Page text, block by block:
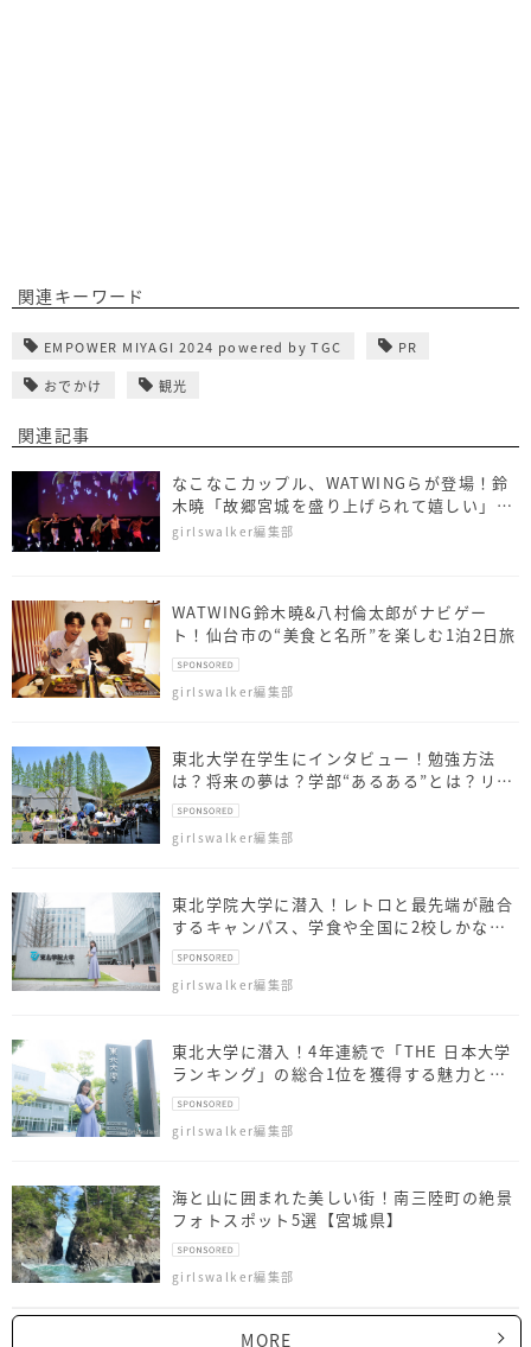
関連キーワード
EMPOWER MIYAGI 2024 powered by TGC PR
おでかけ 観光
関連記事
なこなこカップル、WATWINGらが登場！鈴
木曉「故郷宮城を盛り上げられて嬉しい」の
べ約1,300 名が来場
girlswalker編集部
WATWING鈴木曉&八村倫太郎がナビゲー
ト！仙台市の“美食と名所”を楽しむ1泊2日旅
girlswalker編集部
東北大学在学生にインタビュー！勉強方法
は？将来の夢は？学部“あるある”とは？リア
ルな声をお届け
girlswalker編集部
東北学院大学に潜入！レトロと最先端が融合
するキャンパス、学食や全国に2校しかない
サークルってナニ？
girlswalker編集部
東北大学に潜入！4年連続で「THE 日本大学
ランキング」の総合1位を獲得する魅力と
は？
girlswalker編集部
海と山に囲まれた美しい街！南三陸町の絶景
フォトスポット5選【宮城県】
girlswalker編集部
MORE